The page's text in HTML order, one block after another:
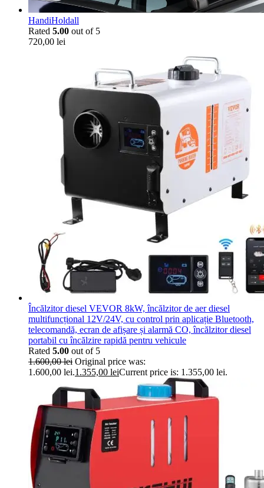
HandiHoldall
Rated 5.00 out of 5
720,00 lei
Încălzitor diesel VEVOR 8kW, încălzitor de aer diesel
multifuncțional 12V/24V, cu control prin aplicație Bluetooth,
telecomandă, ecran de afișare și alarmă CO, încălzitor diesel
portabil cu încălzire rapidă pentru vehicule
Rated 5.00 out of 5
1.600,00lei Original price was:
1.600,00 lei.1.355,00 leiCurrent price is: 1.355,00 lei.